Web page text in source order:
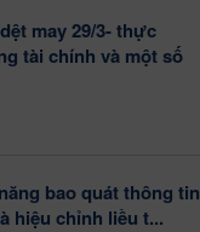
may 29/3- thực
tài chính và một số
bao quát thông tin
hiệu chỉnh liều t...